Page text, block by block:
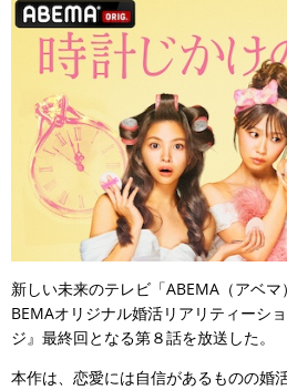
新しい未来のテレビ「ABEMA（アベ
BEMAオリジナル婚活リアリティーシ
ジ』最終回となる第８話を放送した。
本作は、恋愛には自信があるものの婚